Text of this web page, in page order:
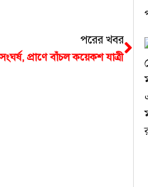
পরের খবর
প্রাণে বাঁচল কয়েকশ যাত্রী